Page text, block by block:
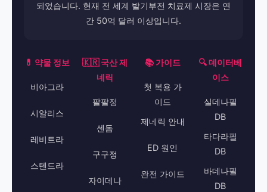
되었습니다. 현재 전 세계 발기부전 치료제 시장은 연
간 50억 달러 이상입니다.
💊 약물 정보
비아그라
시알리스
레비트라
스텐드라
🇰🇷 국산 제
네릭
팔팔정
센돔
구구정
자이데나
📚 가이드
첫 복용 가
이드
제네릭 안내
ED 원인
완전 가이드
🔍 데이터베
이스
실데나필
DB
타다라필
DB
바데나필
DB